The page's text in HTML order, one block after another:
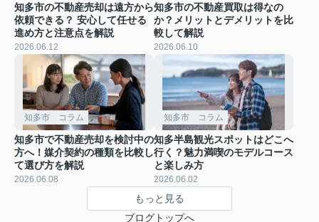
知多市の不動産売却は遠方から
依頼できる？ 安心して任せる
進め方と注意点を解説
2026.06.12
知多市の不動産買取は得なの
か？メリットとデメリットを比
較して解説
2026.06.10
知多市 コラム
知多市で不動産売却を検討中の
方へ！媒介契約の種類を比較し
て選び方を解説
2026.06.08
知多市 コラム
知多半島観光スポットはどこへ
行く？魅力満喫のモデルコース
と楽しみ方
2026.06.02
もっと見る
ブログトップへ